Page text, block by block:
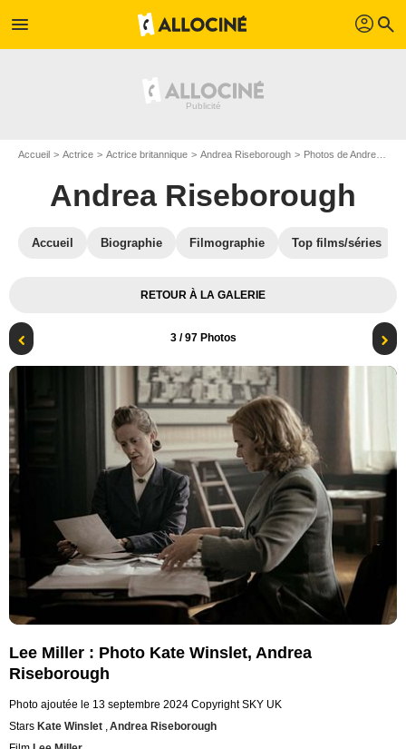
menu profil search
Accueil Actrice Actrice britannique Andrea Riseborough Photos de Andrea Riseborough
Andrea Riseborough
Accueil Biographie Filmographie Top films/séries
RETOUR À LA GALERIE
3/ 97 Photos
Lee Miller : Photo Kate Winslet, Andrea
Riseborough
Photo ajoutée le 13 septembre 2024 Copyright SKY UK
Stars Kate Winslet ,Andrea Riseborough